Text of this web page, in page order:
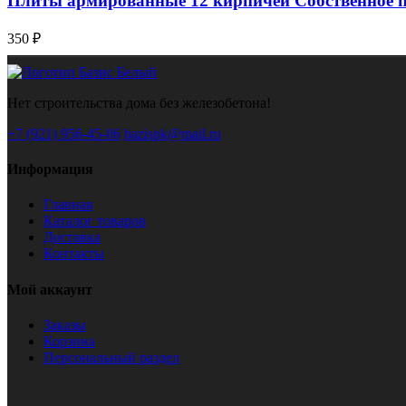
350 ₽
Нет строительства дома без железобетона!
+7 (921) 956-45-06 bazispk@mail.ru
Информация
Главная
Каталог товаров
Доставка
Контакты
Мой аккаунт
Заказы
Корзина
Персональный раздел